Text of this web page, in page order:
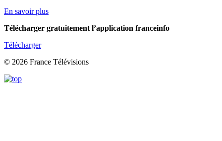
En savoir plus
Télécharger gratuitement l’application franceinfo
Télécharger
© 2026 France Télévisions